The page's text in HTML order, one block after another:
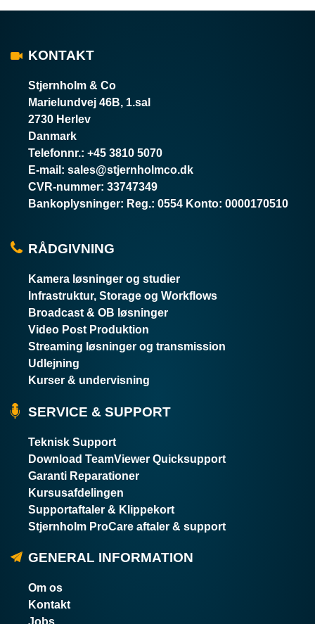
KONTAKT
Stjernholm & Co
Marielundvej 46B, 1.sal
2730 Herlev
Danmark
Telefonnr.: +45 3810 5070
E-mail : sales@stjernholmco.dk
CVR-nummer: 33747349
Bankoplysninger: Reg.: 0554 Konto: 0000170510
RÅDGIVNING
Kamera løsninger og studier
Infrastruktur, Storage og Workflows
Broadcast & OB løsninger
Video Post Produktion
Streaming løsninger og transmission
Udlejning
Kurser & undervisning
SERVICE & SUPPORT
Teknisk Support
Download TeamViewer Quicksupport
Garanti Reparationer
Kursusafdelingen
Supportaftaler & Klippekort
Stjernholm ProCare aftaler & support
GENERAL INFORMATION
Om os
Kontakt
Jobs